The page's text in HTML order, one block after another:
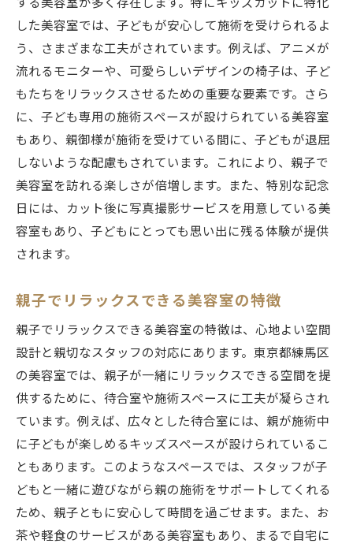
する美容室が多く存在します。特にキッズカットに特化
した美容室では、子どもが安心して施術を受けられるよ
う、さまざまな工夫がされています。例えば、アニメが
流れるモニターや、可愛らしいデザインの椅子は、子ど
もたちをリラックスさせるための重要な要素です。さら
に、子ども専用の施術スペースが設けられている美容室
もあり、親御様が施術を受けている間に、子どもが退屈
しないような配慮もされています。これにより、親子で
美容室を訪れる楽しさが倍増します。また、特別な記念
日には、カット後に写真撮影サービスを用意している美
容室もあり、子どもにとっても思い出に残る体験が提供
されます。
親子でリラックスできる美容室の特徴
親子でリラックスできる美容室の特徴は、心地よい空間
設計と親切なスタッフの対応にあります。東京都練馬区
の美容室では、親子が一緒にリラックスできる空間を提
供するために、待合室や施術スペースに工夫が凝らされ
ています。例えば、広々とした待合室には、親が施術中
に子どもが楽しめるキッズスペースが設けられているこ
ともあります。このようなスペースでは、スタッフが子
どもと一緒に遊びながら親の施術をサポートしてくれる
ため、親子ともに安心して時間を過ごせます。また、お
茶や軽食のサービスがある美容室もあり、まるで自宅に